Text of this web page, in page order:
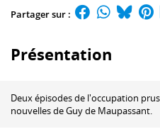
Partager sur :
Présentation
Deux épisodes de l'occupation
nouvelles de Guy de Maupassant.